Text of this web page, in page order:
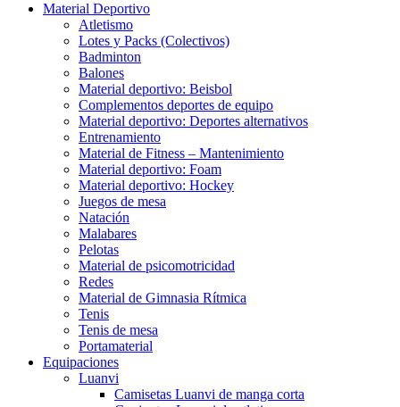
Material Deportivo
Atletismo
Lotes y Packs (Colectivos)
Badminton
Balones
Material deportivo: Beisbol
Complementos deportes de equipo
Material deportivo: Deportes alternativos
Entrenamiento
Material de Fitness – Mantenimiento
Material deportivo: Foam
Material deportivo: Hockey
Juegos de mesa
Natación
Malabares
Pelotas
Material de psicomotricidad
Redes
Material de Gimnasia Rítmica
Tenis
Tenis de mesa
Portamaterial
Equipaciones
Luanvi
Camisetas Luanvi de manga corta